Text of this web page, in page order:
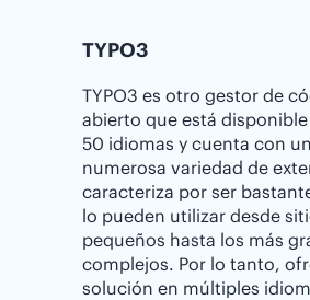
TYPO3
TYPO3 es otro gestor de
abierto que está
50 idiomas y cuenta con
numerosa variedad de
caracteriza por ser
lo pueden utilizar desde
pequeños hasta los más
complejos. Por lo tanto,
solución en múltiples